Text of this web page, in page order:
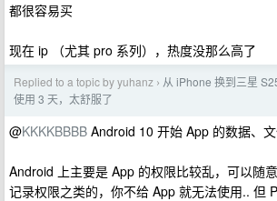
都很容易买
现在 ip （尤其 pro 系列），热度没那么高了
Replied to a topic by yuhanz › 从 iPhone 换到三星
使用 3 天，太舒服了
@KKKKBBBB Android 10 开始 App 的数据、文
Android 上主要是 App 的权限比较乱，可以随
记录权限之类的，你不给 App 就无法使用.. 但